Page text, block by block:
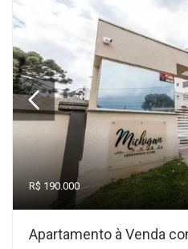
R$ 190.000
Apartamento à Venda